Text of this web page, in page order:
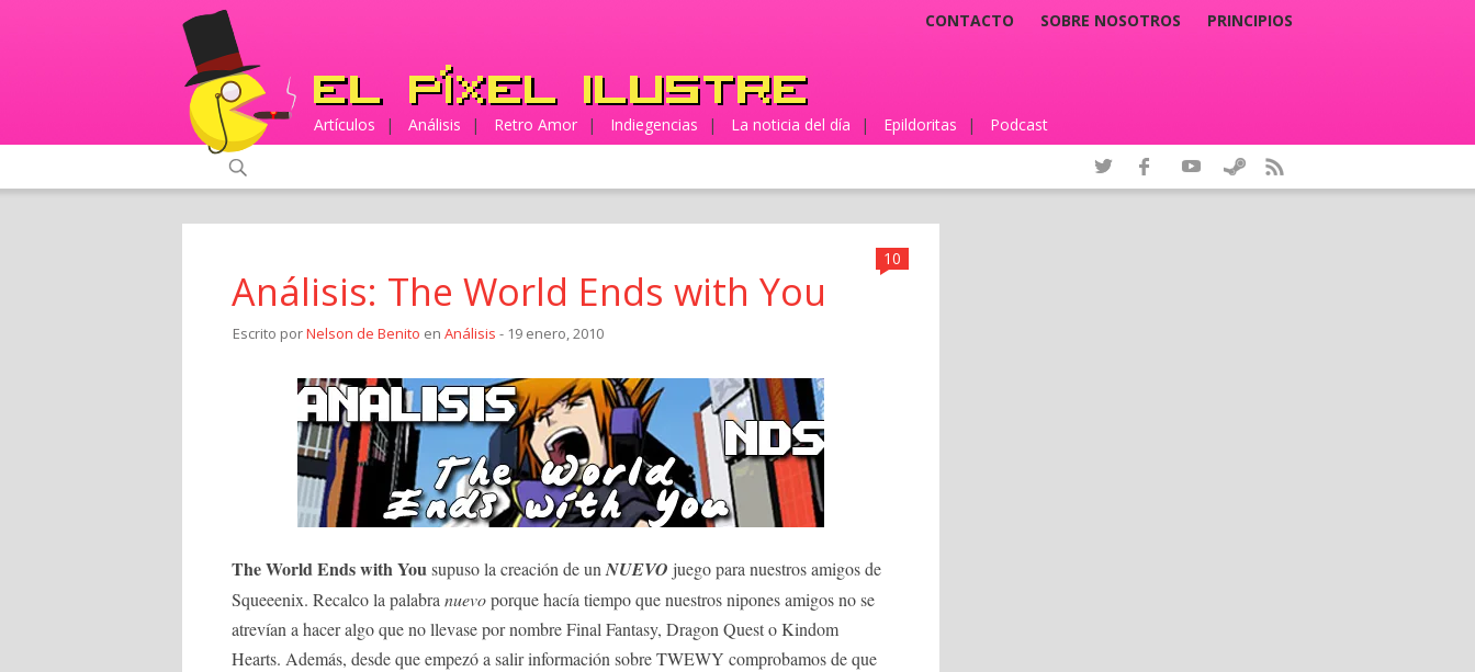
CONTACTO SOBRE NOSOTROS PRINCIPIOS
Artículos | Análisis | Retro Amor | Indiegencias | La noticia del día | Epildoritas | Podcast
10
Análisis: The World Ends with You
Escrito porNelson de Benito en Análisis - 19 enero, 2010
The World Ends with Yousupuso la creación de un NUEVO juego para nuestros amigos de
Squeeenix. Recalco la palabra nuevoporque hacía tiempo que nuestros nipones amigos no se
atrevían a hacer algo que no llevase por nombre Final Fantasy, Dragon Quest o Kindom
Hearts. Además, desde que empezó a salir información sobre TWEWY comprobamos de que